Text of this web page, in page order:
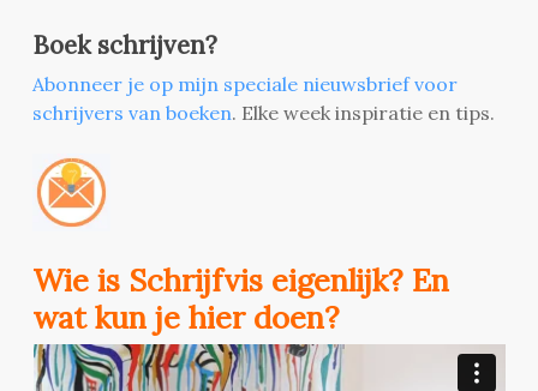
Boek schrijven?
Abonneer je op mijn speciale nieuwsbrief voor
schrijvers van boeken. Elke week inspiratie en tips.
Wie is Schrijfvis eigenlijk? En
wat kun je hier doen?